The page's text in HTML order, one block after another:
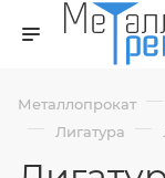
Металлопрокат —
— Лигатура —